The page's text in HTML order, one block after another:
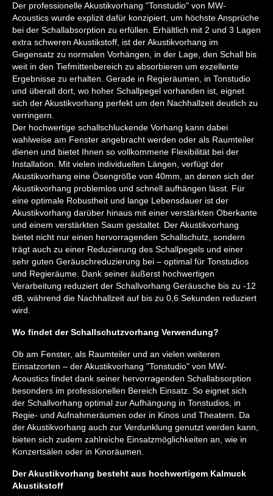
Der professionelle Akustikvorhang "Tonstudio" von MW-
Acoustics wurde explizit dafür konzipiert, um höchste Ansprüche
bei der Schallabsorption zu erfüllen. Erhältlich mit 2 und 3 Lagen
extra schweren Akustikstoff, ist der Akustikvorhang im
Gegensatz zu normalen Vorhängen, in der Lage, den Schall bis
weit in den Tiefmittenbereich zu absorbieren um exzellente
Ergebnisse zu erhalten. Gerade in Regieräumen, in Tonstudio
und überall dort, wo hoher Schallpegel vorhanden ist, eignet
sich der Akustikvorhang perfekt um den Nachhallzeit deutlich zu
verringern.
Der hochwertige schallschluckende Vorhang kann dabei
wahlweise am Fenster angebracht werden oder als Raumteiler
dienen und bietet Ihnen so vollkommene Flexibilität bei der
Installation. Mit vielen individuellen Längen, verfügt der
Akustikvorhang eine Ösengröße von 40mm, an denen sich der
Akustikvorhang problemlos und schnell aufhängen lässt. Für
eine optimale Robustheit und lange Lebensdauer ist der
Akustikvorhang darüber hinaus mit einer verstärkten Oberkante
und einem verstärkten Saum gestaltet. Der Akustikvorhang
bietet nicht nur einen hervorragenden Schallschutz, sondern
trägt auch zu einer Reduzierung des Schallpegels und einer
sehr guten Geräuschreduzierung bei – optimal für Tonstudios
und Regieräume. Dank seiner äußerst hochwertigen
Verarbeitung reduziert der Schallvorhang Geräusche bis zu -12
dB, während die Nachhallzeit auf bis zu 0,6 Sekunden reduziert
wird.
Wo findet der Schallschutzvorhang Verwendung?
Ob am Fenster, als Raumteiler und an vielen weiteren
Einsatzorten – der Akustikvorhang "Tonstudio" von MW-
Acoustics findet dank seiner hervorragenden Schallabsorption
besonders im professionellen Bereich Einsatz. So eignet sich
der Schallvorhang optimal zur Aufhängung in Tonstudios, in
Regie- und Aufnahmeräumen oder in Kinos und Theatern. Da
der Akustikvorhang auch zur Verdunklung genutzt werden kann,
bieten sich zudem zahlreiche Einsatzmöglichkeiten an, wie in
Konzertsälen oder in Kinoräumen.
Der Akustikvorhang besteht aus hochwertigem Kalmuck
Akustikstoff